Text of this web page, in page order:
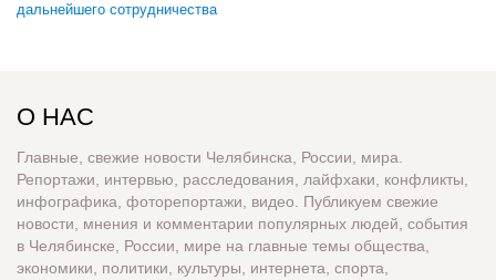
дальнейшего сотрудничества
О НАС
Главные, свежие новости Челябинска, России, мира.
Репортажи, интервью, расследования, лайфхаки, конфликты,
инфографика, фоторепортажи, видео. Публикуем свежие
новости, мнения и комментарии популярных людей, события
в Челябинске, России, мире на главные темы общества,
экономики, политики, культуры, интернета, спорта,